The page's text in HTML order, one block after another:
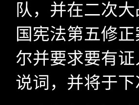
队，并在二次
国宪法第五修
尔并要求要有
说词，并将于